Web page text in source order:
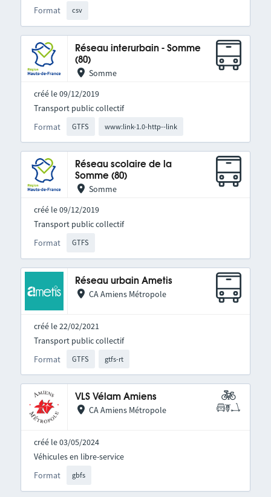
Format csv
Réseau interurbain - Somme
(80)
Somme
créé le 09/12/2019
Format GTFS www:link-1.0-http--link
Transport public collectif
Réseau scolaire de la
Somme (80)
Somme
créé le 09/12/2019
Format GTFS
Transport public collectif
Réseau urbain Ametis
CA Amiens Métropole
créé le 22/02/2021
Format GTFS gtfs-rt
Transport public collectif
VLS Vélam Amiens
CA Amiens Métropole
créé le 03/05/2024
Format gbfs
Véhicules en libre-service